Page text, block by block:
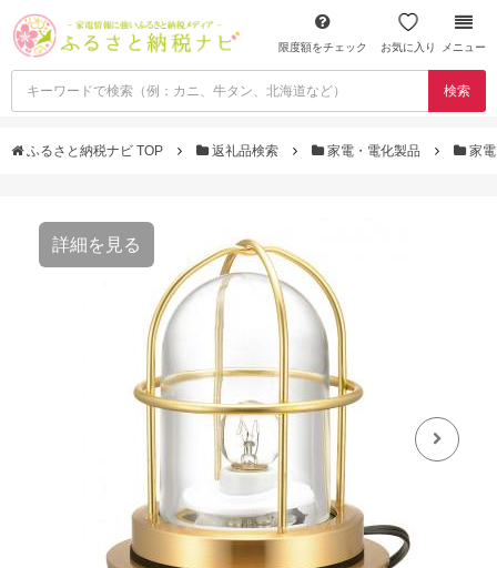
限度額をチェック お気に入り メニュー
検索
ふるさと納税ナビ TOP 返礼品検索 家電・電化製品 家電
詳細を見る